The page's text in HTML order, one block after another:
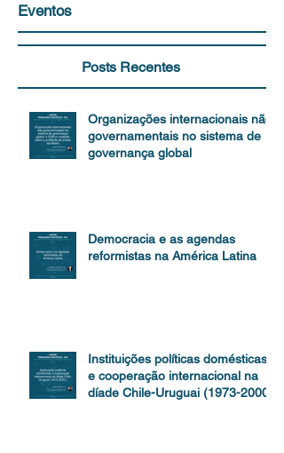
Eventos
Posts Recentes
Organizações internacionais não-
governamentais no sistema de
governança global
Democracia e as agendas
reformistas na América Latina
Instituições políticas domésticas
e cooperação internacional na
díade Chile-Uruguai (1973-2000)